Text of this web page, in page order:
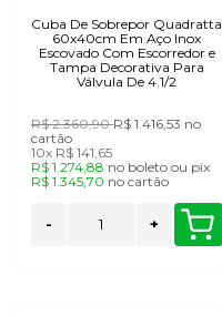
Cuba De Sobrepor Quadratta
60x40cm Em Aço Inox
Escovado Com Escorredor e
Tampa Decorativa Para
Válvula De 4.1/2
R$ 2.360,90R$ 1.416,53 no
cartão
10x R$ 141,65
R$ 1.274,88 no boletoou pix
R$ 1.345,70 no cartão
- +